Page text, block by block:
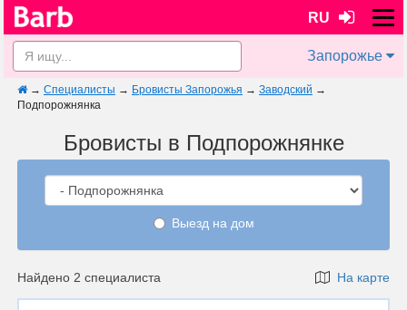
RU
Запорожье
→ Специалисты → Бровисты Запорожья → Заводский →
Подпорожнянка
Бровисты в Подпорожнянке
Выезд на дом
Найдено 2 специалиста На карте